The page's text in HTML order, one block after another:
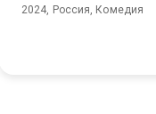
2024, Россия, Комедия